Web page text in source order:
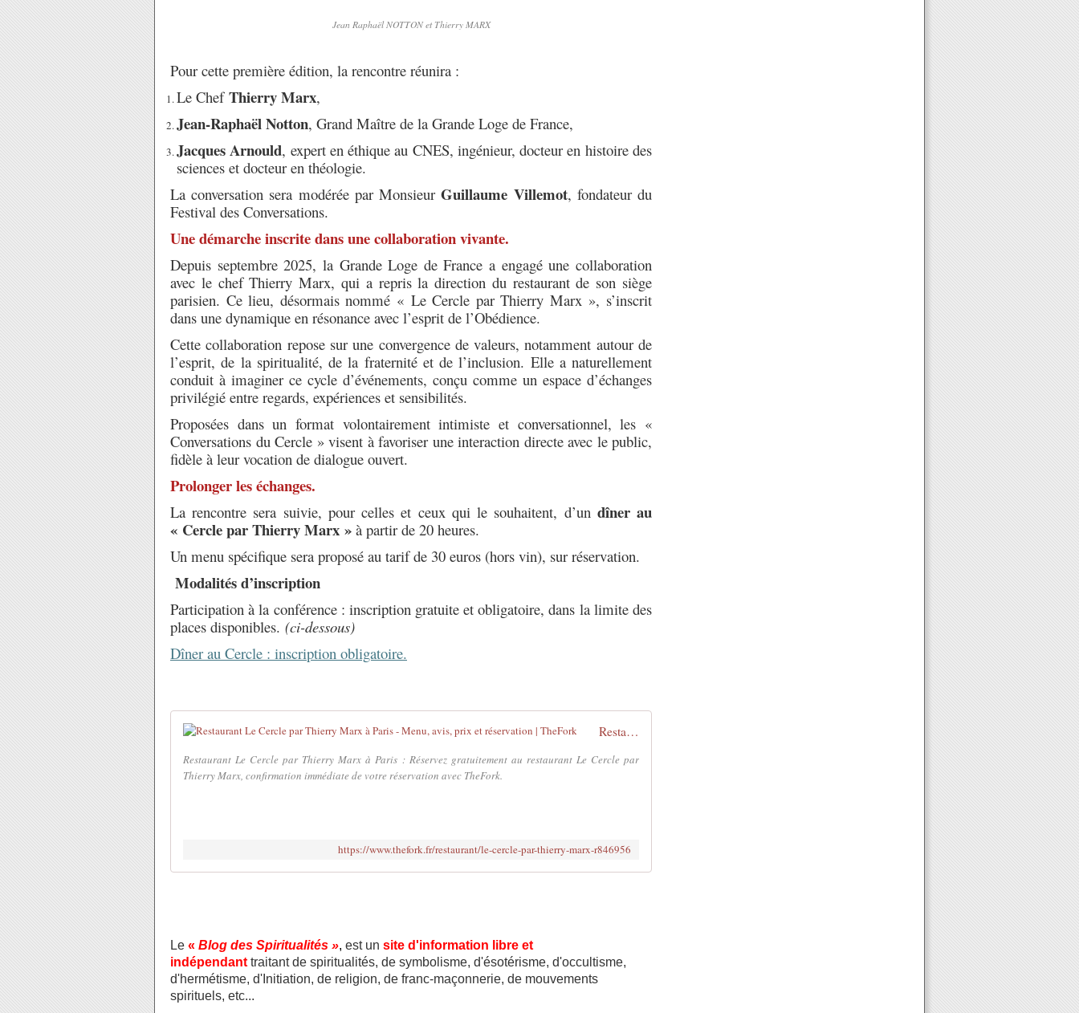
Jean Raphaël NOTTON et Thierry MARX
Pour cette première édition, la rencontre réunira :
Le Chef Thierry Marx,
Jean-Raphaël Notton, Grand Maître de la Grande Loge de France,
Jacques Arnould, expert en éthique au CNES, ingénieur, docteur en histoire des
sciences et docteur en théologie.
La conversation sera modérée par MonsieurGuillaume Villemot, fondateur du
Festival des Conversations.
Une démarche inscrite dans une collaboration vivante.
Depuis septembre 2025, la Grande Loge de France a engagé une collaboration
avec le chef Thierry Marx, qui a repris la direction du restaurant de son siège
parisien. Ce lieu, désormais nommé « Le Cercle par Thierry Marx », s’inscrit
dans une dynamique en résonance avec l’esprit de l’Obédience.
Cette collaboration repose sur une convergence de valeurs, notamment autour de
l’esprit, de la spiritualité, de la fraternité et de l’inclusion. Elle a naturellement
conduit à imaginer ce cycle d’événements, conçu comme un espace d’échanges
privilégié entre regards, expériences et sensibilités.
Proposées dans un format volontairement intimiste et conversationnel, les «
Conversations du Cercle » visent à favoriser une interaction directe avec le public,
fidèle à leur vocation de dialogue ouvert.
Prolonger les échanges.
La rencontre sera suivie, pour celles et ceux qui le souhaitent, d’un dîner au
« Cercle par Thierry Marx » à partir de 20 heures.
Un menu spécifique sera proposé au tarif de 30 euros (hors vin), sur réservation.
Modalités d’inscription
Participation à la conférence : inscription gratuite et obligatoire, dans la limite des
places disponibles. (ci-dessous)
Dîner au Cercle : inscription obligatoire.
Restaurant Le Cercle par Thierry Marx à Paris - Menu, avis, prix et réservation | TheFork
Restaurant Le Cercle par Thierry Marx à Paris : Réservez gratuitement au restaurant Le Cercle par
Thierry Marx, confirmation immédiate de votre réservation avec TheFork.
https://www.thefork.fr/restaurant/le-cercle-par-thierry-marx-r846956
Le « Blog des Spiritualités », est un site d'information libre et
indépendant traitant de spiritualités, de symbolisme, d'ésotérisme, d'occultisme,
d'hermétisme, d'Initiation, de religion, de franc-maçonnerie, de mouvements
spirituels, etc...